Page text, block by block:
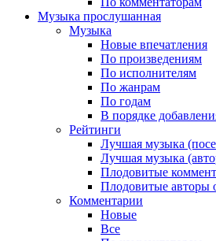
Музыка прослушанная
Музыка
Новые впечатления
По произведениям
По исполнителям
По жанрам
По годам
В порядке
Рейтинги
Лучшая музыка
Лучшая музыка
Плодовитые
Плодовитые авторы
Комментарии
Новые
Все